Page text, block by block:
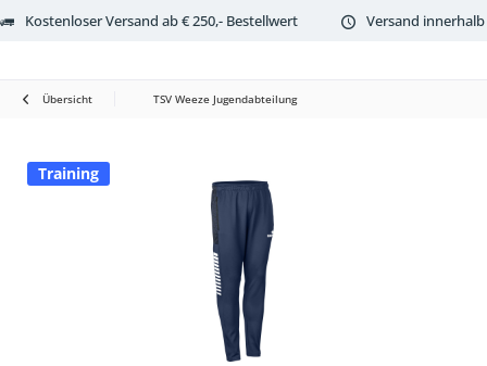
Kostenloser Versand ab € 250,- Bestellwert Versand
Übersicht TSV Weeze Jugendabteilung
Training